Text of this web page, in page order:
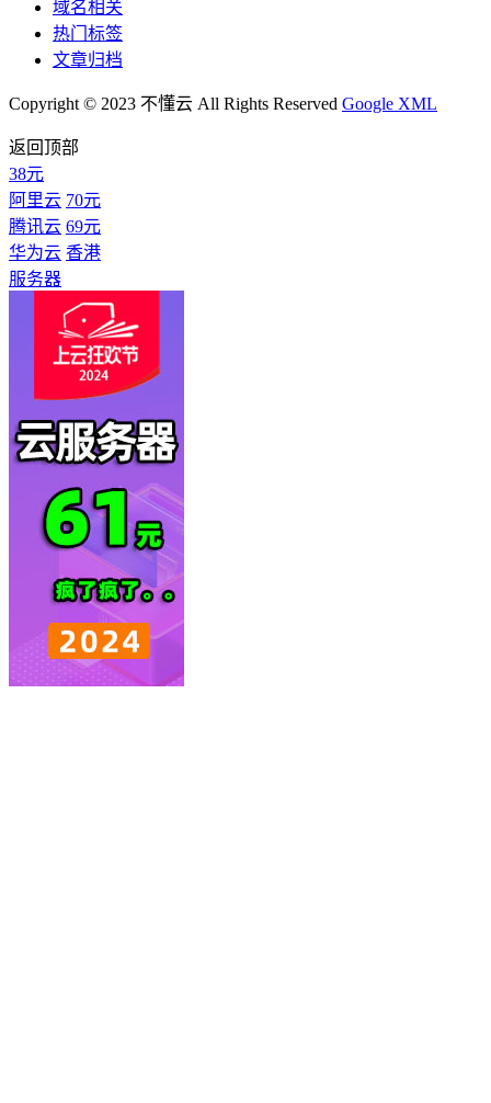
域名相关
热门标签
文章归档
Copyright © 2023 不懂云 All Rights Reserved Google XML
返回顶部
38元
阿里云 70元
腾讯云 69元
华为云 香港
服务器